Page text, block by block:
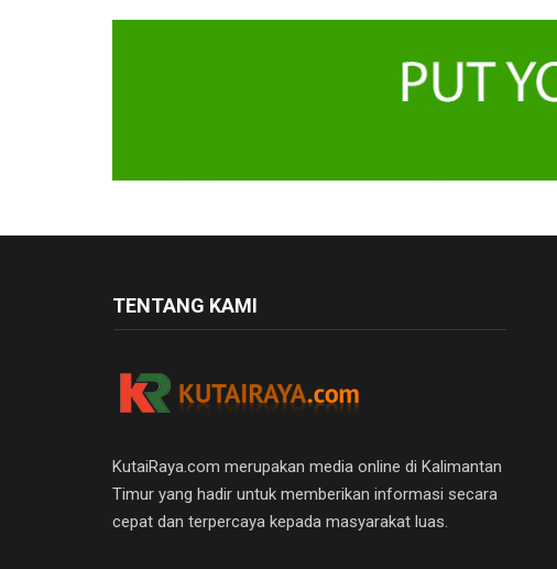
TENTANG KAMI
KutaiRaya.com merupakan media online di Kalimantan
Timur yang hadir untuk memberikan informasi secara
cepat dan terpercaya kepada masyarakat luas.